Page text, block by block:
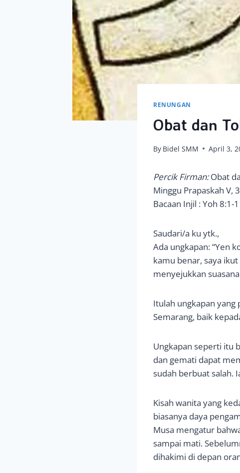
RENUNGAN
Obat dan
By Bidel SMM April 3,
Percik Firman:Obat
Minggu Prapaskah V,
Bacaan Injil : Yoh 8:1-
Saudari/a ku ytk.,
Ada ungkapan: “Yen
kamu benar, saya ikut
menyejukkan
Itulah ungkapan yang
Semarang, baik
Ungkapan seperti itu
dan gemati dapat
sudah berbuat salah.
Kisah wanita yang
biasanya daya
Musa mengatur
sampai mati.
dihakimi di depan